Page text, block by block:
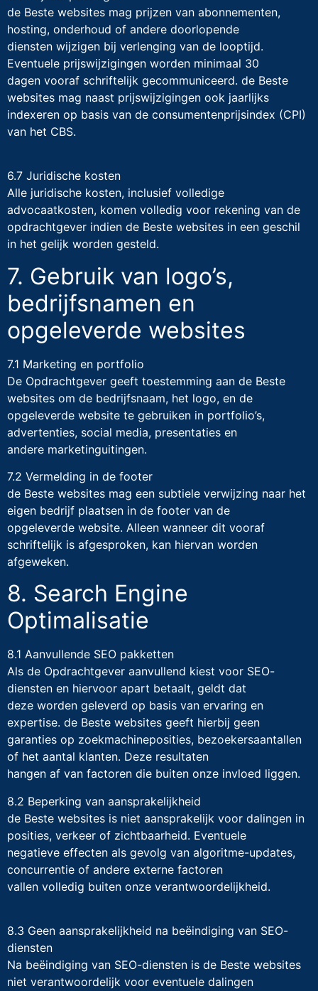
de Beste websites mag prijzen van abonnementen,
hosting, onderhoud of andere doorlopende
diensten wijzigen bij verlenging van de looptijd.
Eventuele prijswijzigingen worden minimaal 30
dagen vooraf schriftelijk gecommuniceerd. de Beste
websites mag naast prijswijzigingen ook jaarlijks
indexeren op basis van de consumentenprijsindex (CPI)
van het CBS.
6.7 Juridische kosten
Alle juridische kosten, inclusief volledige
advocaatkosten, komen volledig voor rekening van de
opdrachtgever indien de Beste websites in een geschil
in het gelijk worden gesteld.
7. Gebruik van logo’s,
bedrijfsnamen en
opgeleverde websites
7.1 Marketing en portfolio
De Opdrachtgever geeft toestemming aan de Beste
websites om de bedrijfsnaam, het logo, en de
opgeleverde website te gebruiken in portfolio’s,
advertenties, social media, presentaties en
andere marketinguitingen.
7.2 Vermelding in de footer
de Beste websites mag een subtiele verwijzing naar het
eigen bedrijf plaatsen in de footer van de
opgeleverde website. Alleen wanneer dit vooraf
schriftelijk is afgesproken, kan hiervan worden
afgeweken.
8. Search Engine
Optimalisatie
8.1 Aanvullende SEO pakketten
Als de Opdrachtgever aanvullend kiest voor SEO-
diensten en hiervoor apart betaalt, geldt dat
deze worden geleverd op basis van ervaring en
expertise. de Beste websites geeft hierbij geen
garanties op zoekmachineposities, bezoekersaantallen
of het aantal klanten. Deze resultaten
hangen af van factoren die buiten onze invloed liggen.
8.2 Beperking van aansprakelijkheid
de Beste websites is niet aansprakelijk voor dalingen in
posities, verkeer of zichtbaarheid. Eventuele
negatieve effecten als gevolg van algoritme-updates,
concurrentie of andere externe factoren
vallen volledig buiten onze verantwoordelijkheid.
8.3 Geen aansprakelijkheid na beëindiging van SEO-
diensten
Na beëindiging van SEO-diensten is de Beste websites
niet verantwoordelijk voor eventuele dalingen